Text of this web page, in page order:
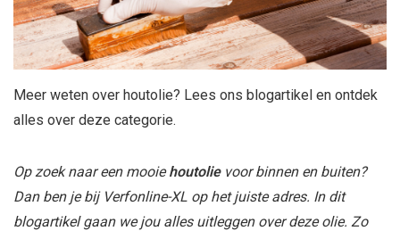
Meer weten over houtolie? Lees ons blogartikel en ontdek
alles over deze categorie.
Op zoek naar een mooiehoutolievoor binnen en buiten?
Dan ben je bij Verfonline-XL op het juiste adres. In dit
blogartikel gaan we jou alles uitleggen over deze olie. Zo